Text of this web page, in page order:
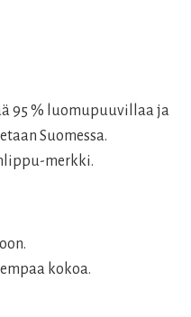
95 % luomupuuvillaa ja
Suomessa.
merkki.
kokoa.